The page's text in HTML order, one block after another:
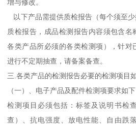
增与修改。
以下产品需提供质检报告（每个须至
质检报告，成品检测报告内容须包含名
各类产品所必须的各类检测项），针对
进行不定期抽查，请备案备查。
三.各类产品的检测报告必要的检测项目
（一）、电子产品及配件检测项要求如下
检测项目必须包括：标签及说明书检
查）、抗电强度、放电性能、自由跌